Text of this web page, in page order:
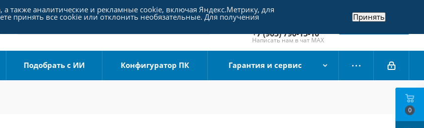
+7 (495) 790-15-10
Отдел продаж
+7 (903) 790-15-10
Написать нам в чат MAX
Заказать звонок
Подобрать с ИИ Конфигуратор ПК Гарантия и сервис
0
также аналитические и рекламные cookie, включая Яндекс.Метрику, для
принять все cookie или отклонить необязательные. Для получения Принять